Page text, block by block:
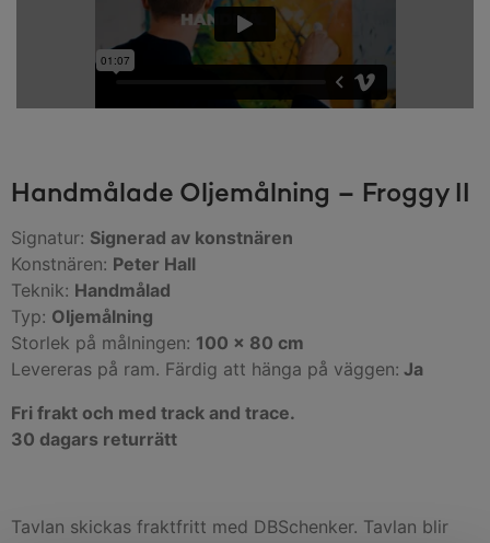
Handmålade Oljemålning – Froggy II
Signatur: Signerad av konstnären
Konstnären: Peter Hall
Teknik: Handmålad
Typ: Oljemålning
Storlek på målningen: 100 x 80 cm
Levereras på ram. Färdig att hänga på väggen: Ja
Fri frakt och med track and trace.
30 dagars returrätt
Tavlan skickas fraktfritt med DBSchenker. Tavlan blir